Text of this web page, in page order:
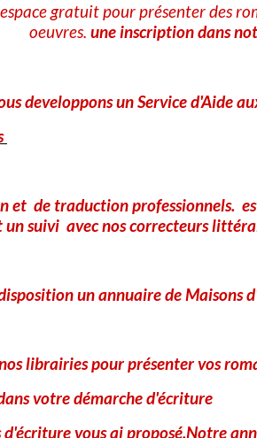
gratuit pour présenter des
oeuvres. une inscription dans
developpons un Service d'Aide
et de traduction professionnels.
un suivi avec nos correcteurs
un annuaire de Maisons
librairies pour présenter vos
votre démarche d'écriture
vous ai proposé.Notre